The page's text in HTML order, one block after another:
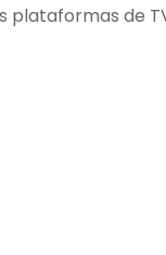
plataformas de